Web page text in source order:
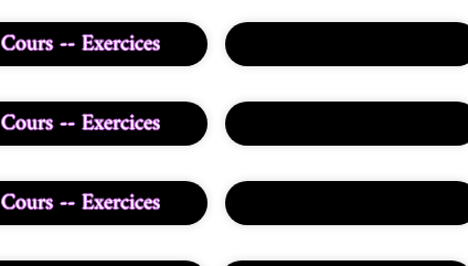
Cours -- Exercices
Cours -- Exercices
Cours -- Exercices